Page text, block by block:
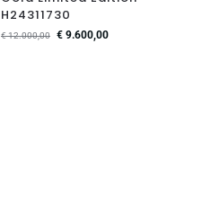
H24311730
€12.000,00 € 9.600,00